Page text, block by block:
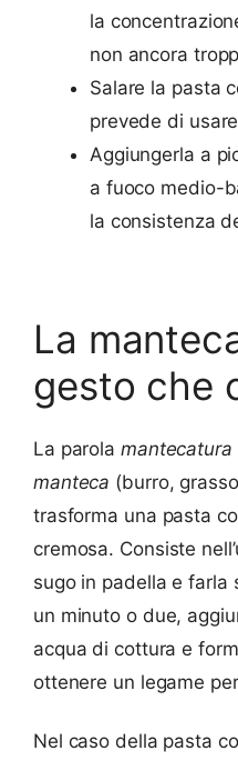
la
non ancora
Salare la pasta
prevede di
Aggiungerla a
a fuoco medio-
la consistenza
La
gesto che
La parola mantecatura
manteca (burro,
trasforma una pasta
cremosa. Consiste
sugo in padella e farla
un minuto o due,
acqua di cottura e
ottenere un legame
Nel caso della pasta